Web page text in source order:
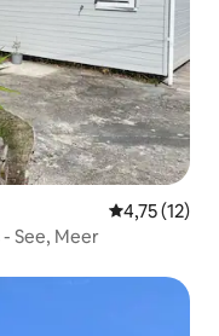
4,75 (12)
See, Meer